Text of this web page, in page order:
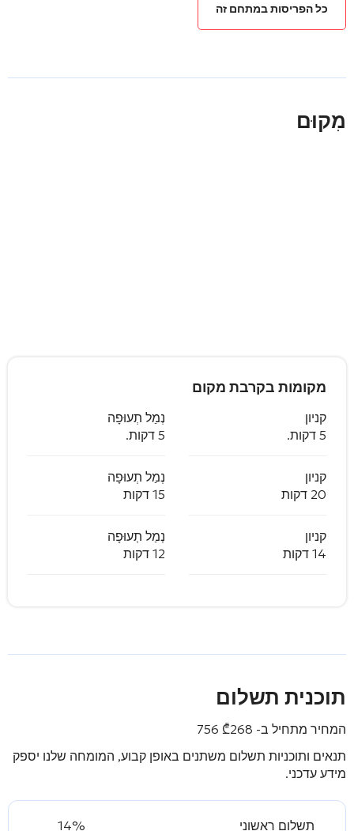
כל הפריסות במתחם זה
מִקוּם
מקומות בקרבת מקום
קניון
5 דקות.
נְמַל תְעוּפָה
5 דקות.
קניון
20 דקות
נְמַל תְעוּפָה
15 דקות
קניון
14 דקות
נְמַל תְעוּפָה
12 דקות
תוכנית תשלום
המחיר מתחיל ב- ₾268 756
תנאים ותוכניות תשלום משתנים באופן קבוע, המומחה שלנו יספק
מידע עדכני.
תשלום ראשוני 14%